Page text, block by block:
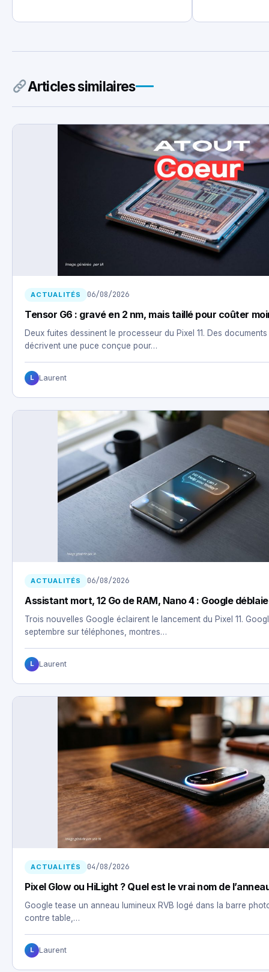
Articles similaires
ACTUALITÉS 06/08/2026
Tensor G6 : gravé en 2 nm, mais taillé pour coûter
Deux fuites dessinent le processeur du Pixel 11. Des
décrivent une puce conçue pour…
L Laurent
ACTUALITÉS 06/08/2026
Assistant mort, 12 Go de RAM, Nano 4 : Google
Trois nouvelles Google éclairent le lancement du Pixel 11.
septembre sur téléphones, montres…
L Laurent
ACTUALITÉS 04/08/2026
Pixel Glow ou HiLight ? Quel est le vrai nom de
Google tease un anneau lumineux RVB logé dans la barre
contre table,…
L Laurent